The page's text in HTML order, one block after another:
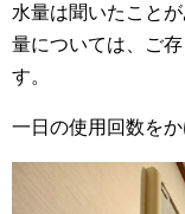
水量は聞いたこと
量については、ご
す。
一日の使用回数を